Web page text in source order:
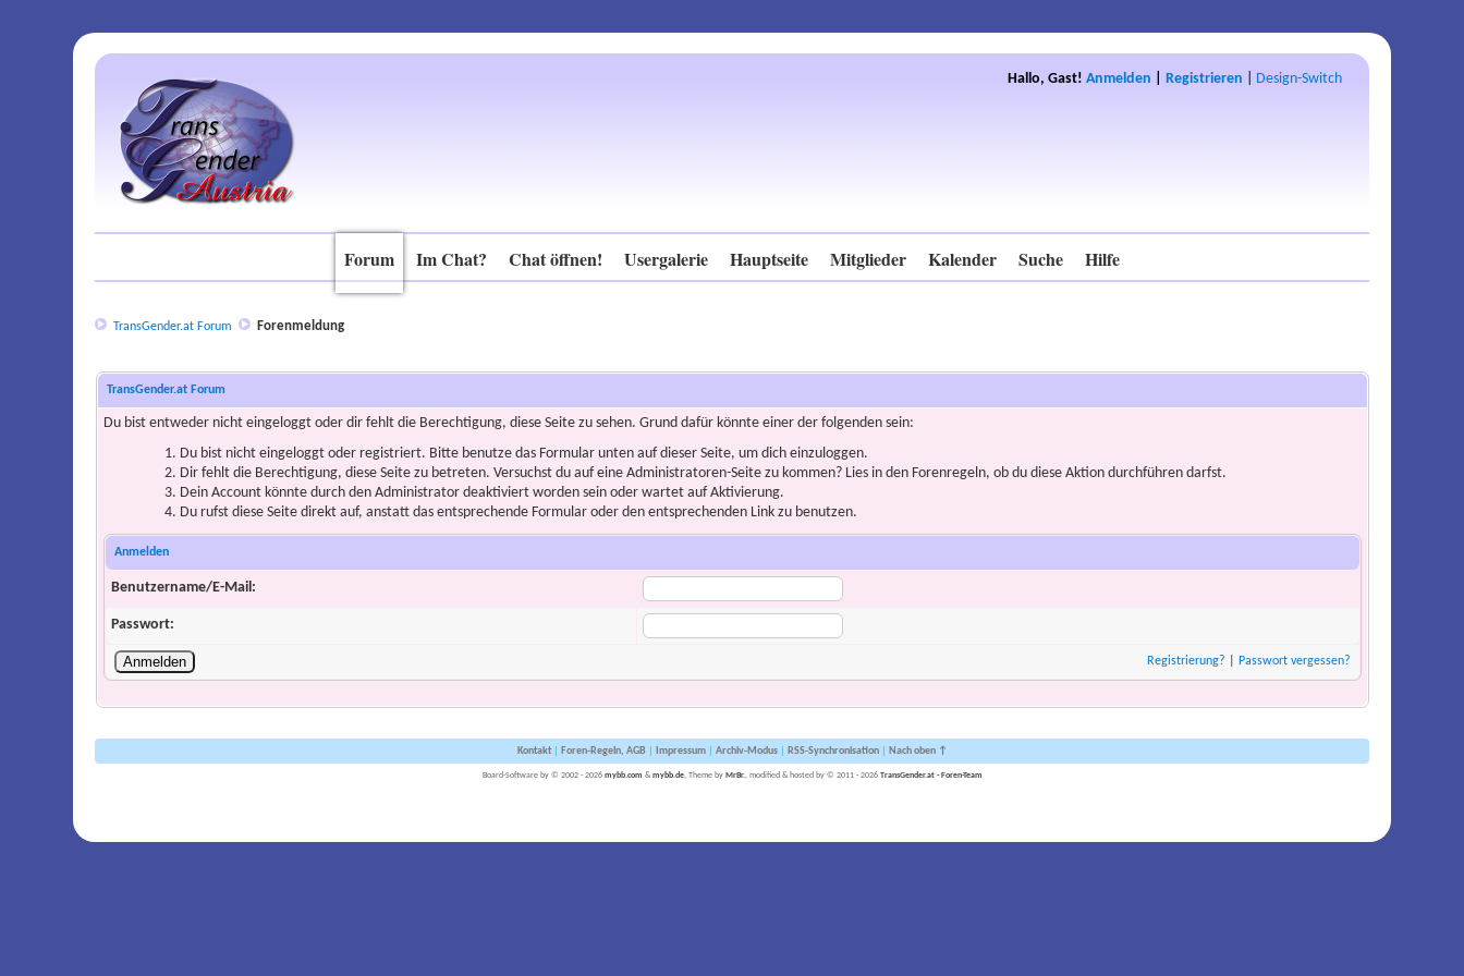
Hallo, Gast! Anmelden Registrieren Design-Switch
Forum Im Chat? Chat öffnen! Usergalerie Hauptseite Mitglieder Kalender Suche Hilfe
TransGender.at Forum Forenmeldung
TransGender.at Forum
Du bist entweder nicht eingeloggt oder dir fehlt die Berechtigung, diese Seite zu sehen. Grund dafür könnte einer der folgenden sein:
Du bist nicht eingeloggt oder registriert. Bitte benutze das Formular unten auf dieser Seite, um dich einzuloggen.
Dir fehlt die Berechtigung, diese Seite zu betreten. Versuchst du auf eine Administratoren-Seite zu kommen? Lies in den Forenregeln, ob du diese Aktion durchführen darfst.
Dein Account könnte durch den Administrator deaktiviert worden sein oder wartet auf Aktivierung.
Du rufst diese Seite direkt auf, anstatt das entsprechende Formular oder den entsprechenden Link zu benutzen.
Anmelden
Benutzername/E-Mail:
Passwort:
Registrierung? Passwort vergessen?
Kontakt| Foren-Regeln, AGB| Impressum| Archiv-Modus| RSS-Synchronisation| Nach oben ↑
Board-Software by © 2002 - 2026 mybb.com & mybb.de, Theme by MrBr., modified & hosted by © 2011 - 2026 TransGender.at - Foren-Team